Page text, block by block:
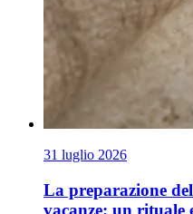
31 luglio 2026
La preparazione
vacanze: un rituale